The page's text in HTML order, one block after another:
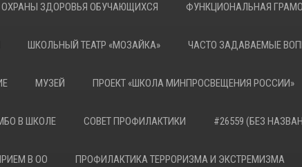
ОХРАНЫ ЗДОРОВЬЯ ОБУЧАЮЩИХСЯ ФУНКЦИОНАЛЬНАЯ
ШКОЛЬНЫЙ ТЕАТР «МОЗАЙКА» ЧАСТО ЗАДАВАЕМЫЕ
МУЗЕЙ ПРОЕКТ «ШКОЛА МИНПРОСВЕЩЕНИЯ РОССИИ»
В ШКОЛЕ СОВЕТ ПРОФИЛАКТИКИ #26559 (БЕЗ
В ОО ПРОФИЛАКТИКА ТЕРРОРИЗМА И ЭКСТРЕМИЗМА